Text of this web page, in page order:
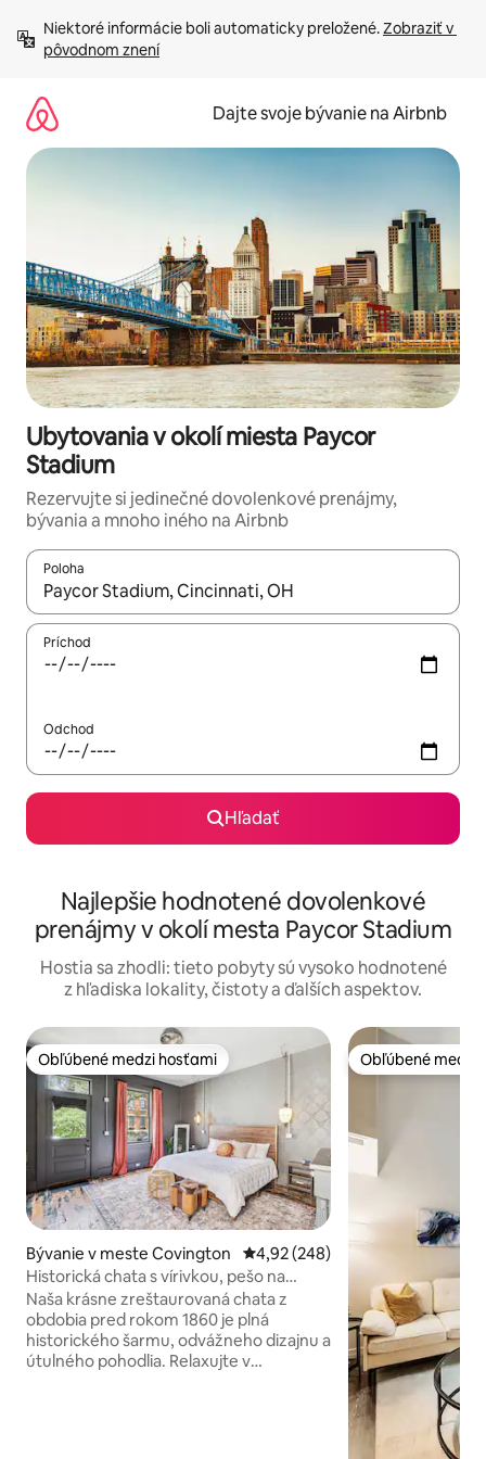
obsah.
Niektoré informácie boli automaticky preložené. Zobraziť v
pôvodnom znení
Dajte svoje bývanie na Airbnb
Ubytovania v okolí miesta Paycor
Stadium
Rezervujte si jedinečné dovolenkové prenájmy,
bývania a mnoho iného na Airbnb
Poloha
Keď budú výsledky k dispozícii, môžete si ich prechádzať
Príchod
Odchod
Hľadať
Najlepšie hodnotené dovolenkové
prenájmy v okolí mesta Paycor Stadium
Hostia sa zhodli: tieto pobyty sú vysoko hodnotené
z hľadiska lokality, čistoty a ďalších aspektov.
Obľúbené medzi hosťami
Obľúbené medzi hosťami
Bývanie v meste Covington Priemerné ohodnotenie 4,92 z
4,92 (248)
Historická chata s vírivkou, pešo na
MainStrasse
Naša krásne zreštaurovaná chata z
obdobia pred rokom 1860 je plná
historického šarmu, odvážneho dizajnu a
útulného pohodlia. Relaxujte v
Obľúbené medzi
Obľúbené medzi